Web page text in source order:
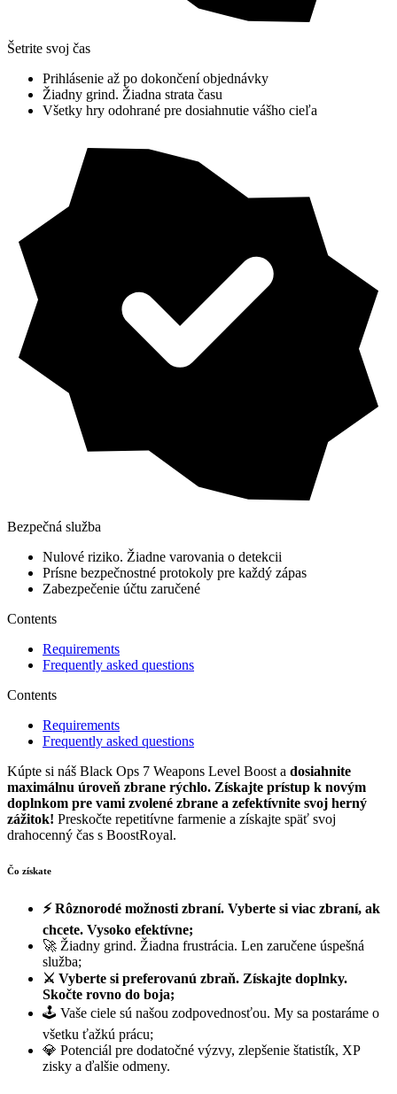
Šetrite svoj čas
Prihlásenie až po dokončení objednávky
Žiadny grind. Žiadna strata času
Všetky hry odohrané pre dosiahnutie vášho cieľa
Bezpečná služba
Nulové riziko. Žiadne varovania o detekcii
Prísne bezpečnostné protokoly pre každý zápas
Zabezpečenie účtu zaručené
Contents
Requirements
Frequently asked questions
Contents
Requirements
Frequently asked questions
Kúpte si náš Black Ops 7 Weapons Level Boost a dosiahnite
maximálnu úroveň zbrane rýchlo. Získajte prístup k novým
doplnkom pre vami zvolené zbrane a zefektívnite svoj herný
zážitok! Preskočte repetitívne farmenie a získajte späť svoj
drahocenný čas s BoostRoyal.
Čo získate
⚡ Rôznorodé možnosti zbraní. Vyberte si viac zbraní, ak
chcete. Vysoko efektívne;
🚀 Žiadny grind. Žiadna frustrácia. Len zaručene úspešná
služba;
⚔️ Vyberte si preferovanú zbraň. Získajte doplnky.
Skočte rovno do boja;
🕹️ Vaše ciele sú našou zodpovednosťou. My sa postaráme o
všetku ťažkú prácu;
💎 Potenciál pre dodatočné výzvy, zlepšenie štatistík, XP
zisky a ďalšie odmeny.